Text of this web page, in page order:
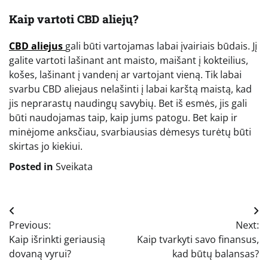
Kaip vartoti CBD aliejų?
CBD aliejus gali būti vartojamas labai įvairiais būdais. Jį
galite vartoti lašinant ant maisto, maišant į kokteilius,
košes, lašinant į vandenį ar vartojant vieną. Tik labai
svarbu CBD aliejaus nelašinti į labai karštą maistą, kad
jis neprarastų naudingų savybių. Bet iš esmės, jis gali
būti naudojamas taip, kaip jums patogu. Bet kaip ir
minėjome anksčiau, svarbiausias dėmesys turėtų būti
skirtas jo kiekiui.
Posted in Sveikata
Navigacija
tarp
įrašų
Previous:
Kaip išrinkti geriausią
dovaną vyrui?
Next:
Kaip tvarkyti savo finansus,
kad būtų balansas?